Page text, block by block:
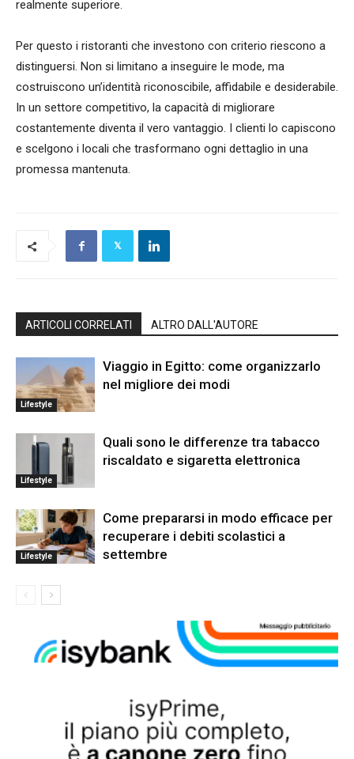
realmente superiore.
Per questo i ristoranti che investono con criterio riescono a
distinguersi. Non si limitano a inseguire le mode, ma
costruiscono un’identità riconoscibile, affidabile e desiderabile.
In un settore competitivo, la capacità di migliorare
costantemente diventa il vero vantaggio. I clienti lo capiscono
e scelgono i locali che trasformano ogni dettaglio in una
promessa mantenuta.
ARTICOLI CORRELATI ALTRO DALL'AUTORE
Lifestyle
Viaggio in Egitto: come organizzarlo
nel migliore dei modi
Lifestyle
Quali sono le differenze tra tabacco
riscaldato e sigaretta elettronica
Lifestyle
Come prepararsi in modo efficace per
recuperare i debiti scolastici a
settembre